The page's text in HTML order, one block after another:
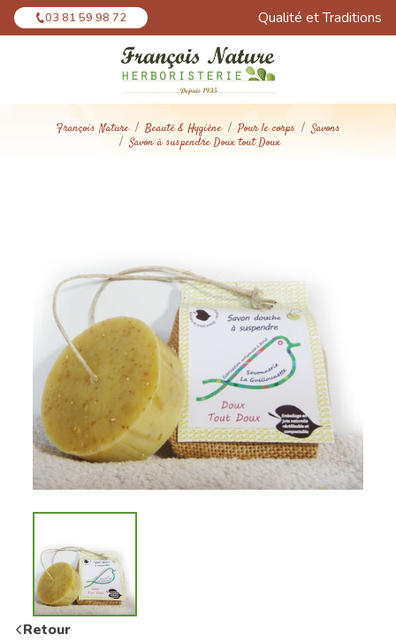
03 81 59 98 72 Qualité et Traditions
François Nature Beauté & Hygiène Pour le corps
Savons
Savon à suspendre Doux tout Doux
Retour
Panneau de gestion des cookies